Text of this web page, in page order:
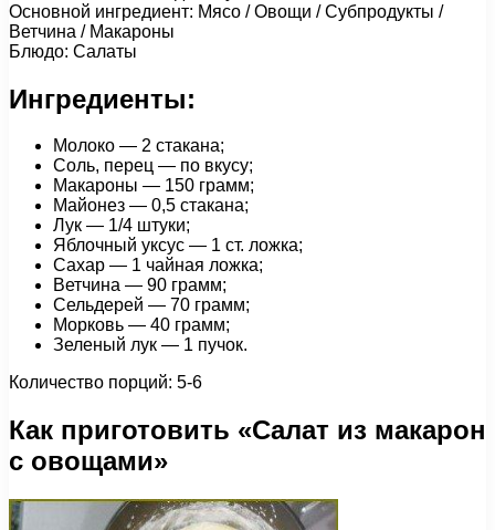
Основной ингредиент: Мясо / Овощи / Субпродукты /
Ветчина / Макароны
Блюдо: Салаты
Ингредиенты:
Молоко — 2 стакана;
Соль, перец — по вкусу;
Макароны — 150 грамм;
Майонез — 0,5 стакана;
Лук — 1/4 штуки;
Яблочный уксус — 1 ст. ложка;
Сахар — 1 чайная ложка;
Ветчина — 90 грамм;
Сельдерей — 70 грамм;
Морковь — 40 грамм;
Зеленый лук — 1 пучок.
Количество порций: 5-6
Как приготовить «Салат из макарон
с овощами»